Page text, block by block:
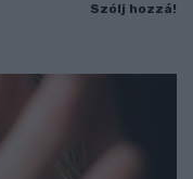
Szólj hozzá!